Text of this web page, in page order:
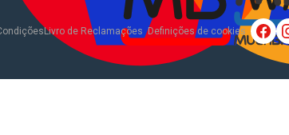
Livro de Reclamações Definições de cookies